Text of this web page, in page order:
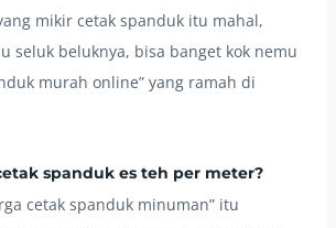
mikir cetak spanduk itu mahal,
seluk beluknya, bisa banget kok nemu
murah online” yang ramah di
spanduk es teh per meter?
cetak spanduk minuman” itu